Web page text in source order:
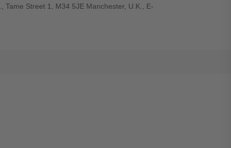
Tame Street 1, M34 5JE Manchester, U.K., E-